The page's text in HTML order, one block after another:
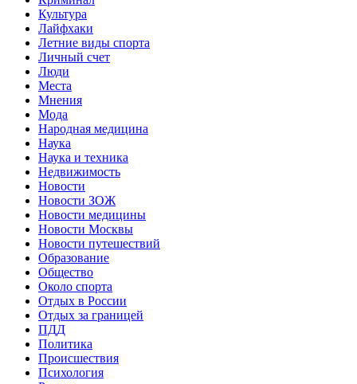
Культура
Лайфхаки
Летние виды спорта
Личный счет
Люди
Места
Мнения
Мода
Народная медицина
Наука
Наука и техника
Недвижимость
Новости
Новости ЗОЖ
Новости медицины
Новости Москвы
Новости путешествий
Образование
Общество
Около спорта
Отдых в России
Отдых за границей
ПДД
Политика
Происшествия
Психология